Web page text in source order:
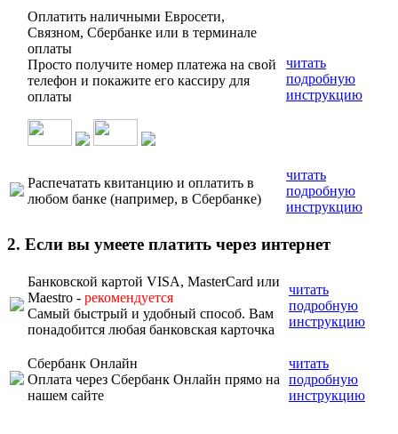
Оплатить наличными Евросети,
Связном, Сбербанке или в терминале
оплаты
Просто получите номер платежа на свой
телефон и покажите его кассиру для
оплаты
читать
подробную
инструкцию
Распечатать квитанцию и оплатить в
любом банке (например, в Сбербанке)
читать
подробную
инструкцию
2. Если вы умеете платить через интернет
Банковской картой VISA, MasterCard или
Maestro - рекомендуется
Самый быстрый и удобный способ. Вам
понадобится любая банковская карточка
читать
подробную
инструкцию
Сбербанк Онлайн
Оплата через Сбербанк Онлайн прямо на
нашем сайте
читать
подробную
инструкцию